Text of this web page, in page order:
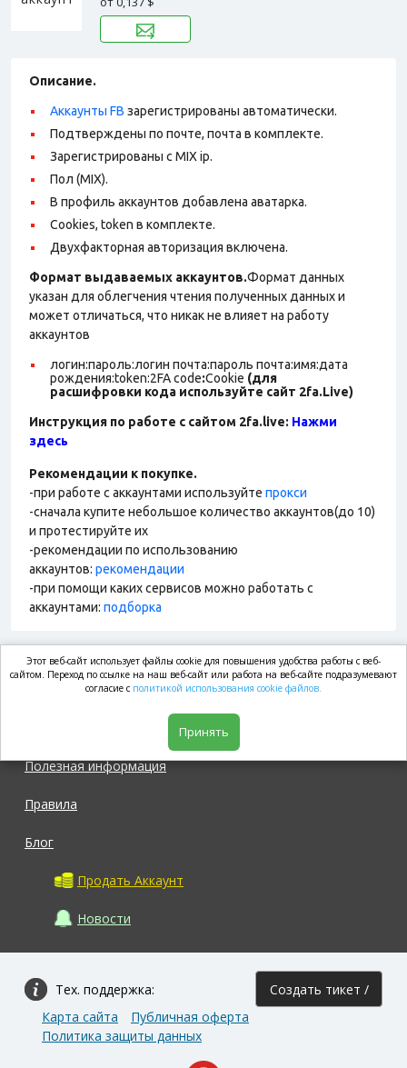
Описание.
Аккаунты FB зарегистрированы автоматически.
Подтверждены по почте, почта в комплекте.
Зарегистрированы с MIX ip.
Пол (MIX).
В профиль аккаунтов добавлена аватарка.
Сookies, token в комплекте.
Двухфакторная авторизация включена.
Формат выдаваемых аккаунтов.Формат данных
указан для облегчения чтения полученных данных и
может отличаться, что никак не влияет на работу
аккаунтов
логин:пароль:логин почта:пароль почта:имя:дата
рождения:token:2FAcode:Cookie (для
расшифровки кода используйте сайт 2fa.Live)
Инструкция по работе с сайтом 2fa.live: Нажми
здесь
Рекомендации к покупке.
-при работе с аккаунтами используйте прокси
-сначала купите небольшое количество аккаунтов(до 10)
и протестируйте их
-рекомендации по использованию
аккаунтов: рекомендации
-при помощи каких сервисов можно работать с
аккаунтами: подборка
market.com
Полезная информация
Правила
Блог
Продать Аккаунт
Новости
Тех. поддержка: Создать тикет /
Карта сайта
Публичная оферта
Политика защиты данных
Этот веб-сайт использует файлы cookie для повышения удобства работы с веб-
сайтом. Переход по ссылке на наш веб-сайт или работа на веб-сайте подразумевают
согласие с политикой использования cookie файлов.
Принять